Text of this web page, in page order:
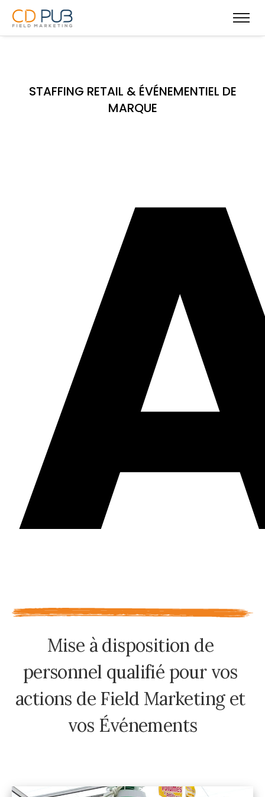
STAFFING RETAIL & ÉVÉNEMENTIEL DE
MARQUE
Mise à disposition de
personnel qualifié pour vos
actions de Field Marketing et
vos Événements